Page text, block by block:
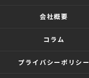
会社概要
コラム
プライバシーポリシー